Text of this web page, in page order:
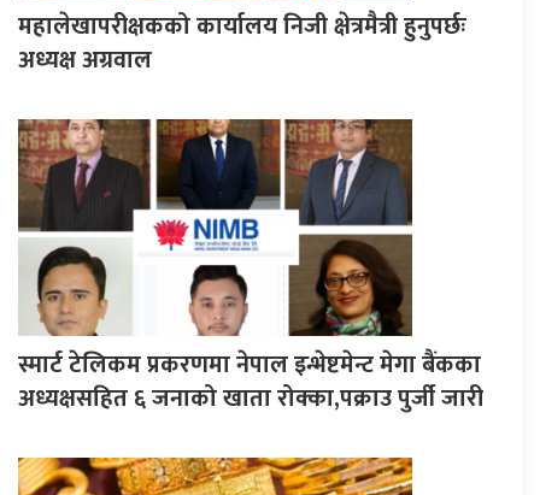
महालेखापरीक्षकको कार्यालय निजी क्षेत्रमैत्री हुनुपर्छः
अध्यक्ष अग्रवाल
स्मार्ट टेलिकम प्रकरणमा नेपाल इन्भेष्टमेन्ट मेगा बैंकका
अध्यक्षसहित ६ जनाको खाता रोक्का,पक्राउ पुर्जी जारी